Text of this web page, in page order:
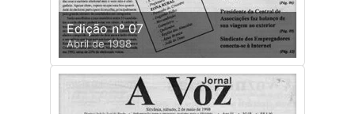
Edição nº 07
Abril de 1998